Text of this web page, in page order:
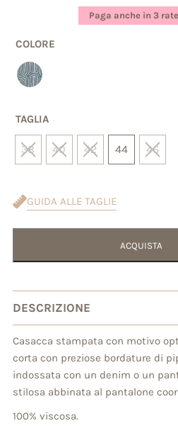
su base
diPaga anche in 3
COLORE
TAGLIA
38 40 42 44 46
GUIDA ALLE TAGLIE
ACQUISTA
DESCRIZIONE
Casacca stampata con motivo
corta con preziose bordature di
indossata con un denim o un
stilosa abbinata al pantalone
100% viscosa.